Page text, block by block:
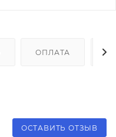
ОПЛАТА
ОСТАВИТЬ ОТЗЫВ